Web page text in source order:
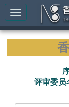
评审委员